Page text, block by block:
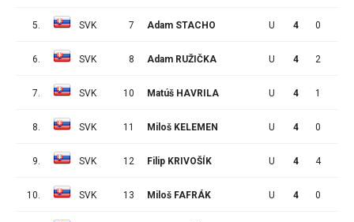
5. SVK 7 Adam STACHO U 4 0
6. SVK 8 Adam RUŽIČKA U 4 2
7. SVK 10 Matúš HAVRILA U 4 1
8. SVK 11 Miloš KELEMEN U 4 0
9. SVK 12 Filip KRIVOŠÍK U 4 4
10. SVK 13 Miloš FAFRÁK U 4 0